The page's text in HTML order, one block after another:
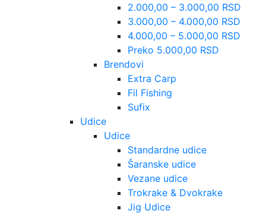
2.000,00 – 3.000,00 RSD
3.000,00 – 4.000,00 RSD
4.000,00 – 5.000,00 RSD
Preko 5.000,00 RSD
Brendovi
Extra Carp
Fil Fishing
Sufix
Udice
Udice
Standardne udice
Šaranske udice
Vezane udice
Trokrake & Dvokrake
Jig Udice